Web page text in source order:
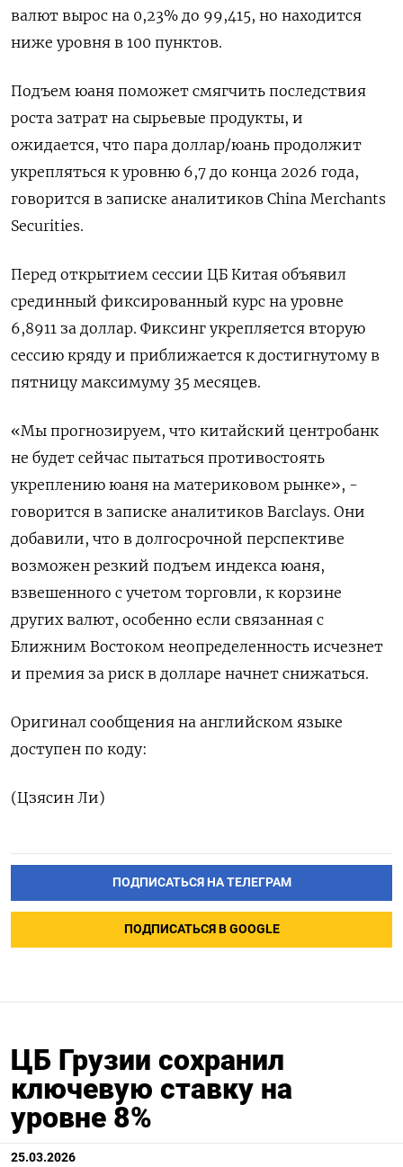
валют вырос на 0,23% до 99,415, ​но находится
ниже ​уровня в 100 пунктов.
Подъем ‌юаня поможет смягчить последствия
роста затрат на сырьевые продукты, и
ожидается, ​что пара доллар/юань продолжит
укрепляться к уровню 6,7 до конца 2026 года,
говорится в записке аналитиков China Merchants
Securities.
Перед открытием сессии ЦБ Китая объявил
срединный фиксированный курс на уровне
6,8911 за доллар. Фиксинг укрепляется вторую
сессию кряду и приближается к достигнутому в
пятницу максимуму 35 месяцев.
«Мы прогнозируем, что ​китайский центробанк
не будет ⁠сейчас пытаться противостоять
укреплению юаня на материковом рынке», -
говорится в записке аналитиков Barclays. Они
добавили, что в ‌долгосрочной перспективе
возможен резкий подъем индекса юаня,
взвешенного с учетом ‌торговли, к корзине
других валют, особенно если связанная с
Ближним Востоком неопределенность исчезнет
и ​премия за риск в долларе начнет снижаться.
Оригинал сообщения на ‌английском языке
доступен по коду:
(Цзясин Ли)
ПОДПИСАТЬСЯ НА ТЕЛЕГРАМ
ПОДПИСАТЬСЯ В GOOGLE
ЦБ Грузии сохранил
ключевую ставку на
уровне 8%
25.03.2026